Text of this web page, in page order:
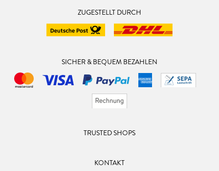
ZUGESTELLT DURCH
SICHER & BEQUEM BEZAHLEN
TRUSTED SHOPS
KONTAKT